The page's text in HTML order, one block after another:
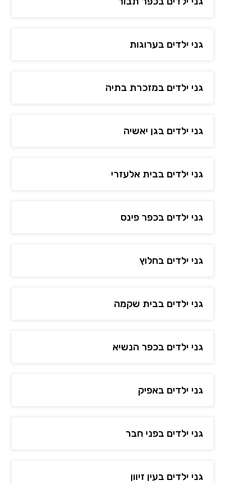
גני ילדים בערוגות
גני ילדים במזכרת בתיה
גני ילדים בגן יאשיה
גני ילדים בבית אלעזרי
גני ילדים בכפר פינס
גני ילדים בחלוץ
גני ילדים בבית שקמה
גני ילדים בכפר הנשיא
גני ילדים באפיק
גני ילדים בפני חבר
גני ילדים בעין זיוון